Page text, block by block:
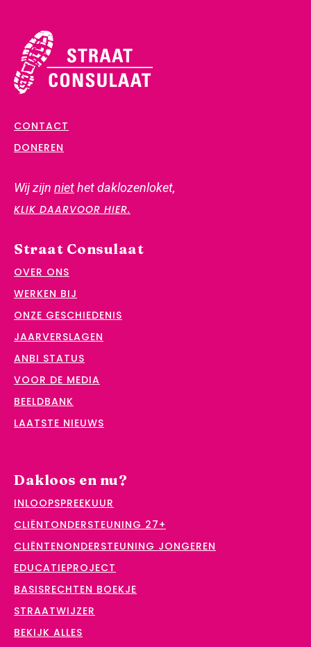
CONTACT
DONEREN
Wij zijn niethet daklozenloket,
KLIK DAARVOOR HIER.
Straat Consulaat
OVER ONS
WERKEN BIJ
ONZE GESCHIEDENIS
JAARVERSLAGEN
ANBI STATUS
VOOR DE MEDIA
BEELDBANK
LAATSTE NIEUWS
Dakloos en nu?
INLOOPSPREEKUUR
CLIËNTONDERSTEUNING 27+
CLIËNTENONDERSTEUNING JONGEREN
EDUCATIEPROJECT
BASISRECHTEN BOEKJE
STRAATWIJZER
BEKIJK ALLES